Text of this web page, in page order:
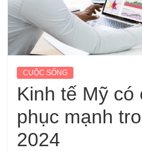
CUỘC SỐNG
Kinh tế Mỹ có
phục mạnh
2024